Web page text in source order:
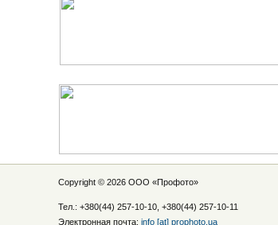
Copyright © 2026 ООО «Профото»
Тел.: +380(44) 257-10-10, +380(44) 257-10-11
Электронная почта: info [at] prophoto.ua